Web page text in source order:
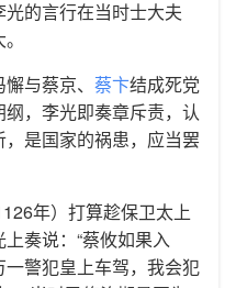
的言行在当时士大夫
与蔡京、 蔡卞结成死党
，李光即奏章斥责，认
是国家的祸患，应当罢
年）打算趁保卫太上
奏说：“蔡攸如果入
警犯皇上车驾，我会犯